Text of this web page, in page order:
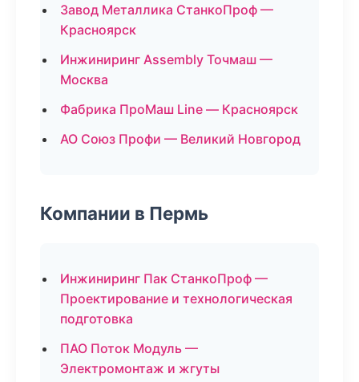
Завод Металлика СтанкоПроф —
Красноярск
Инжиниринг Assembly Точмаш —
Москва
Фабрика ПроМаш Line — Красноярск
АО Союз Профи — Великий Новгород
Компании в Пермь
Инжиниринг Пак СтанкоПроф —
Проектирование и технологическая
подготовка
ПАО Поток Модуль —
Электромонтаж и жгуты